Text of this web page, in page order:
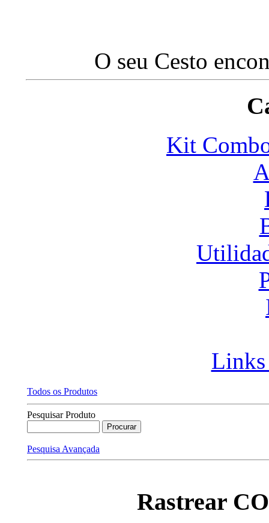
O seu Cesto
Kit
Links
Todos os Produtos
Pesquisar Produto
Pesquisa Avançada
Rastrear